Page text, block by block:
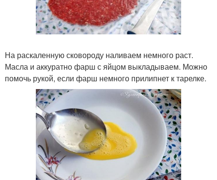
На раскаленную сковороду наливаем немного раст.
Масла и аккуратно фарш с яйцом выкладываем. Можно
помочь рукой, если фарш немного прилипнет к тарелке.